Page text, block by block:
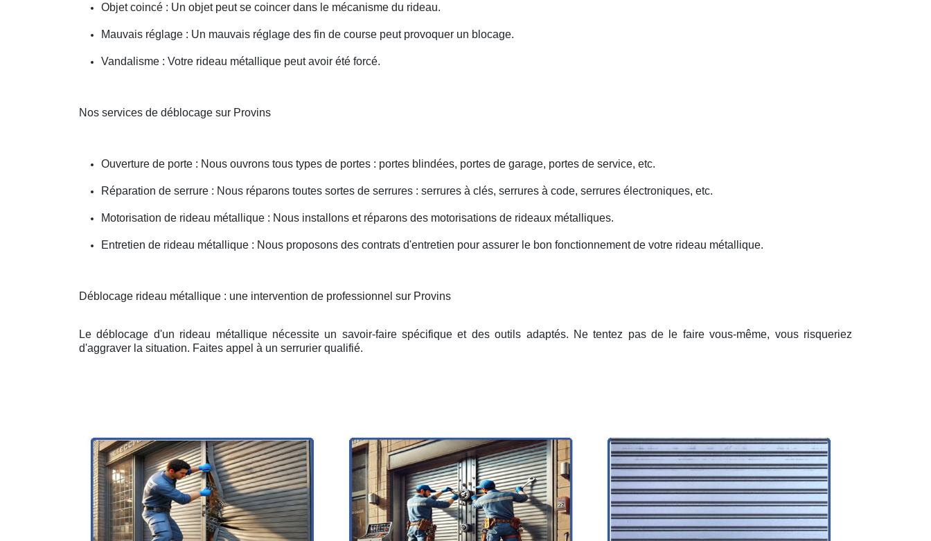
Objet coincé : Un objet peut se coincer dans le mécanisme du rideau.
Mauvais réglage : Un mauvais réglage des fin de course peut provoquer un blocage.
Vandalisme : Votre rideau métallique peut avoir été forcé.
Nos services de déblocage sur Provins
Ouverture de porte : Nous ouvrons tous types de portes : portes blindées, portes de garage, portes de service, etc.
Réparation de serrure : Nous réparons toutes sortes de serrures : serrures à clés, serrures à code, serrures électroniques, etc.
Motorisation de rideau métallique : Nous installons et réparons des motorisations de rideaux métalliques.
Entretien de rideau métallique : Nous proposons des contrats d'entretien pour assurer le bon fonctionnement de votre rideau métallique.
Déblocage rideau métallique : une intervention de professionnel sur Provins
Le déblocage d'un rideau métallique nécessite un savoir-faire spécifique et des outils adaptés. Ne tentez pas de le faire vous-même, vous risqueriez
d'aggraver la situation. Faites appel à un serrurier qualifié.